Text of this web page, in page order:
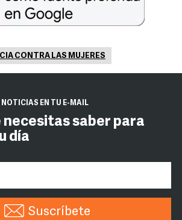
CONTRA LAS MUJERES
NOTICIAS EN TU E-MAIL
necesitas saber para
día
Suscríbete